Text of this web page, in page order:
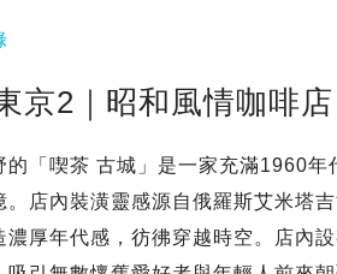
京2｜昭和風情咖啡店
的「喫茶 古城」是一家充滿1960
。店內裝潢靈感源自俄羅斯艾米塔
濃厚年代感，彷彿穿越時空。店內